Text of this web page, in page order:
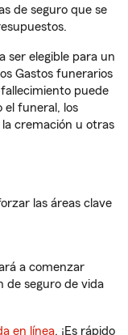
de seguro que se
ser elegible para un
Gastos funerarios
puede
el funeral, los
cremación u otras
las áreas clave
a comenzar
de seguro de vida
en línea. ¡Es rápido